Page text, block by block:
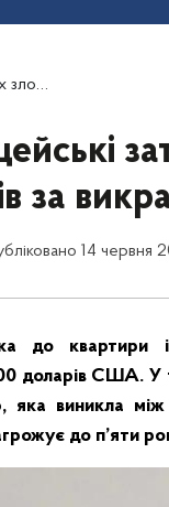
таксі
за
14 червня
до
доларів США. У
яка виникла
до п’яти